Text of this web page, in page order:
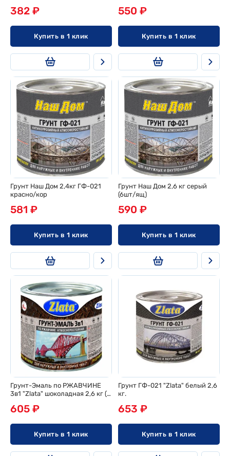
382 ₽
Купить в 1 клик
550 ₽
Купить в 1 клик
Грунт Наш Дом 2,4кг ГФ-021
красно/кор
581 ₽
Купить в 1 клик
Грунт Наш Дом 2,6 кг серый
(6шт/ящ)
590 ₽
Купить в 1 клик
Грунт-Эмаль по РЖАВЧИНЕ
3в1 "Zlata" шоколадная 2,6 кг (6
605 ₽
Купить в 1 клик
Грунт ГФ-021 "Zlata" белый 2,6
кг.
653 ₽
Купить в 1 клик